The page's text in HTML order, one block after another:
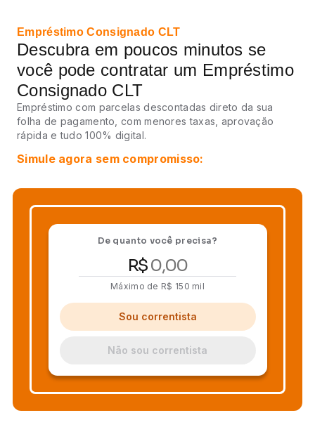
Empréstimo Consignado CLT
Descubra em poucos minutos se
você pode contratar um Empréstimo
Consignado CLT
Empréstimo com parcelas descontadas direto da sua
folha de pagamento, com menores taxas, aprovação
rápida e tudo 100% digital.
Simule agora sem compromisso:
De quanto você precisa?
R$
Máximo de R$ 150 mil
Sou correntista
Não sou correntista